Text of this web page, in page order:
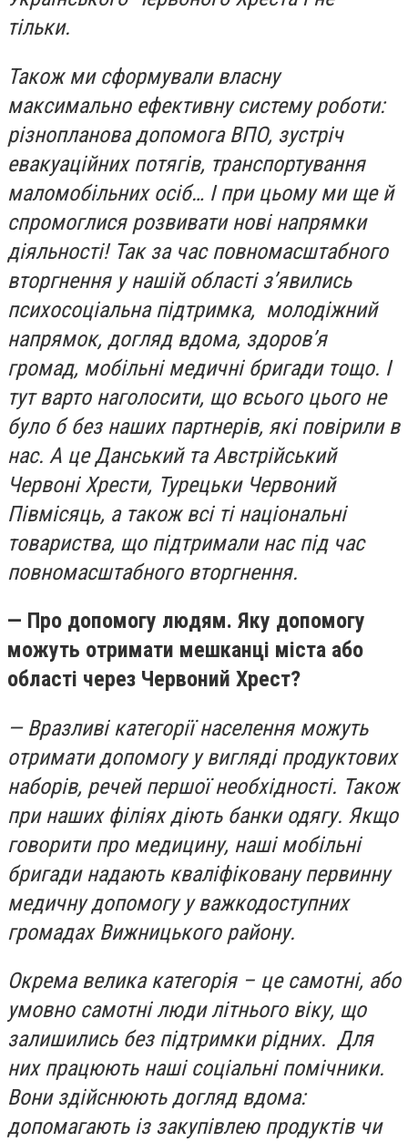
тільки.
Також ми сформували власну
максимально ефективну систему роботи:
різнопланова допомога ВПО, зустріч
евакуаційних потягів, транспортування
маломобільних осіб… І при цьому ми ще й
спромоглися розвивати нові напрямки
діяльності! Так за час повномасштабного
вторгнення у нашій області з’явились
психосоціальна підтримка, молодіжний
напрямок, догляд вдома, здоров’я
громад, мобільні медичні бригади тощо. І
тут варто наголосити, що всього цього не
було б без наших партнерів, які повірили в
нас. А це Данський та Австрійський
Червоні Хрести, Турецьки Червоний
Півмісяць, а також всі ті національні
товариства, що підтримали нас під час
повномасштабного вторгнення.
— Про допомогу людям. Яку допомогу
можуть отримати мешканці міста або
області через Червоний Хрест?
— Вразливі категорії населення можуть
отримати допомогу у вигляді продуктових
наборів, речей першої необхідності. Також
при наших філіях діють банки одягу. Якщо
говорити про медицину, наші мобільні
бригади надають кваліфіковану первинну
медичну допомогу у важкодоступних
громадах Вижницького району.
Окрема велика категорія – це самотні, або
умовно самотні люди літнього віку, що
залишились без підтримки рідних. Для
них працюють наші соціальні помічники.
Вони здійснюють догляд вдома:
допомагають із закупівлею продуктів чи